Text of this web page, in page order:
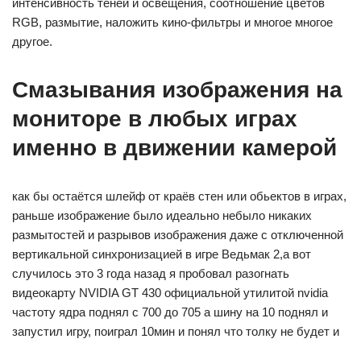
интенсивность теней и освещения, соотношение цветов
RGB, размытие, наложить кино-фильтры и многое многое
другое.
Смазывания изображения на
мониторе в любых играх
именно в движении камерой
как бы остаётся шлейф от краёв стен или обьектов в играх,
раньше изображение было идеально небыло никаких
размытостей и разрывов изображения даже с отключенной
вертикальной синхронизацией в игре Ведьмак 2,а вот
случилось это 3 года назад я пробовал разогнать
видеокарту NVIDIA GT 430 официальной утилитой nvidia
частоту ядра поднял с 700 до 705 а шину на 10 поднял и
запустил игру, поиграл 10мин и понял что толку не будет и